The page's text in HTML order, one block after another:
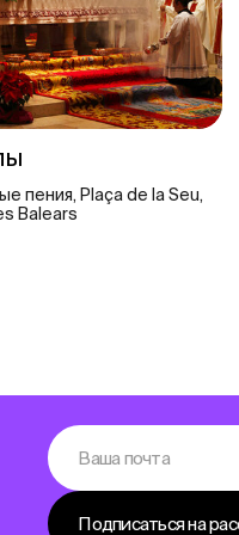
пения, Plaça de la Seu,
Balears